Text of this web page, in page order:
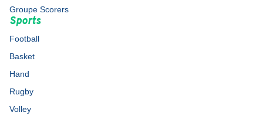
Groupe Scorers
Sports
Football
Basket
Hand
Rugby
Volley